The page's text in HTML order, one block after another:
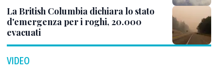
La British Columbia dichiara lo stato
d'emergenza per i roghi, 20.000
evacuati
VIDEO